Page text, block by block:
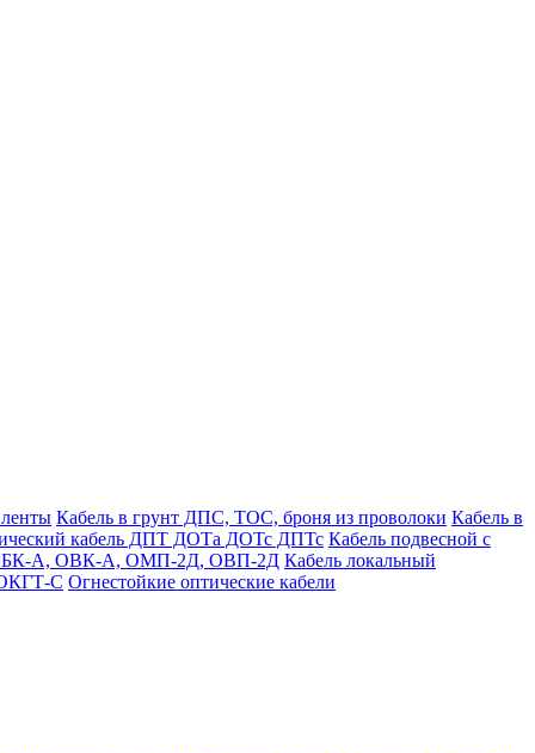
Кабель в грунт ДПС, ТОС, броня из проволоки Кабель в
кабель ДПТ ДОТа ДОТс ДПТс Кабель подвесной с
ОБК-А, ОВК-А, ОМП-2Д, ОВП-2Д Кабель локальный
ОКГТ-С Огнестойкие оптические кабели